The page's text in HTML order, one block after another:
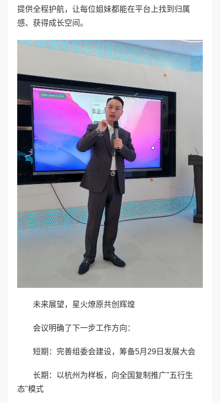
提供全程护航，让每位姐妹都能在平台上找到归属
感、获得成长空间。
未来展望，星火燎原共创辉煌
会议明确了下一步工作方向：
短期：完善组委会建设，筹备5月29日发展大会
长期：以杭州为样板，向全国复制推广"五行生
态"模式